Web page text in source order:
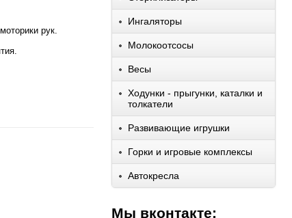
рук.
Ингаляторы
Молокоотсосы
Весы
Ходунки - прыгунки, каталки и
толкатели
Развивающие игрушки
Горки и игровые комплексы
Автокресла
Мы вконтакте: